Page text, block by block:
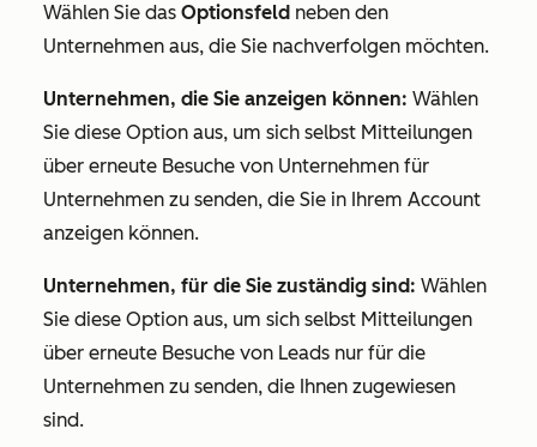
Wählen Sie das Optionsfeld neben den
Unternehmen aus, die Sie nachverfolgen möchten.
Unternehmen, die Sie anzeigen können: Wählen
Sie diese Option aus, um sich selbst Mitteilungen
über erneute Besuche von Unternehmen für
Unternehmen zu senden, die Sie in Ihrem Account
anzeigen können.
Unternehmen, für die Sie zuständig sind: Wählen
Sie diese Option aus, um sich selbst Mitteilungen
über erneute Besuche von Leads nur für die
Unternehmen zu senden, die Ihnen zugewiesen
sind.